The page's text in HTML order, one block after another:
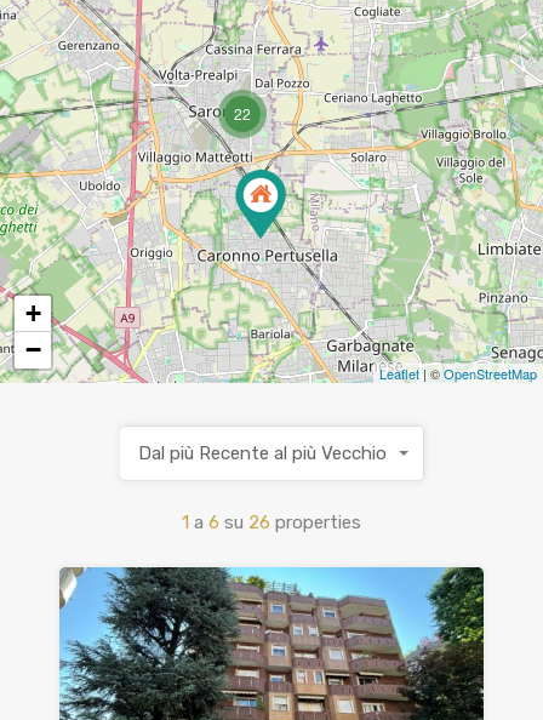
22
+
−
Leaflet| ©OpenStreetMap
1 a 6 su 26 properties
Dal più Recente al più Vecchio